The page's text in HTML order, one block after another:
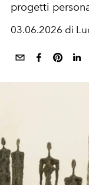
progetti
03.06.2026 di